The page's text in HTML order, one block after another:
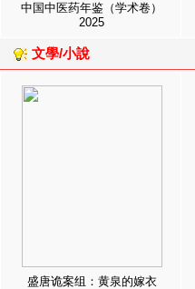
中国中医药年鉴（学术卷）
2025
文學/小說
盛唐诡案组：黄泉的嫁衣